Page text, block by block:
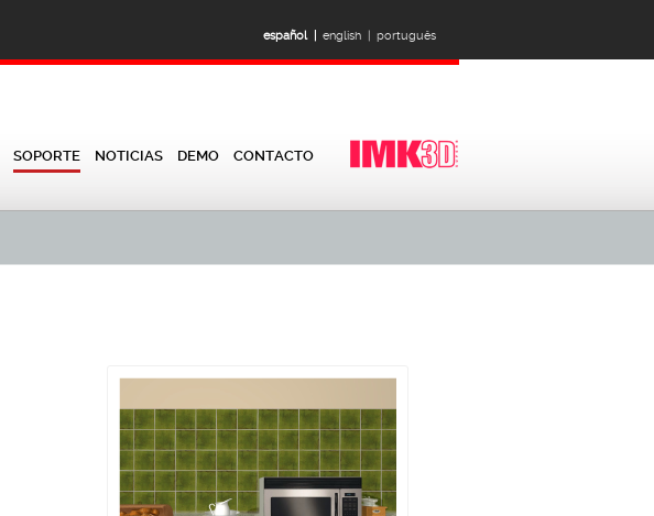
português
english |
español |
SOPORTE NOTICIAS DEMO CONTACTO